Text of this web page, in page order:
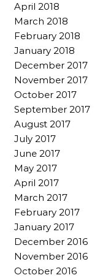
April 2018
March 2018
February 2018
January 2018
December 2017
November 2017
October 2017
September 2017
August 2017
July 2017
June 2017
May 2017
April 2017
March 2017
February 2017
January 2017
December 2016
November 2016
October 2016